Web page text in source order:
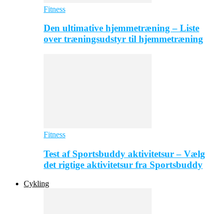
Fitness
Den ultimative hjemmetræning – Liste
over træningsudstyr til hjemmetræning
Fitness
Test af Sportsbuddy aktivitetsur – Vælg
det rigtige aktivitetsur fra Sportsbuddy
Cykling